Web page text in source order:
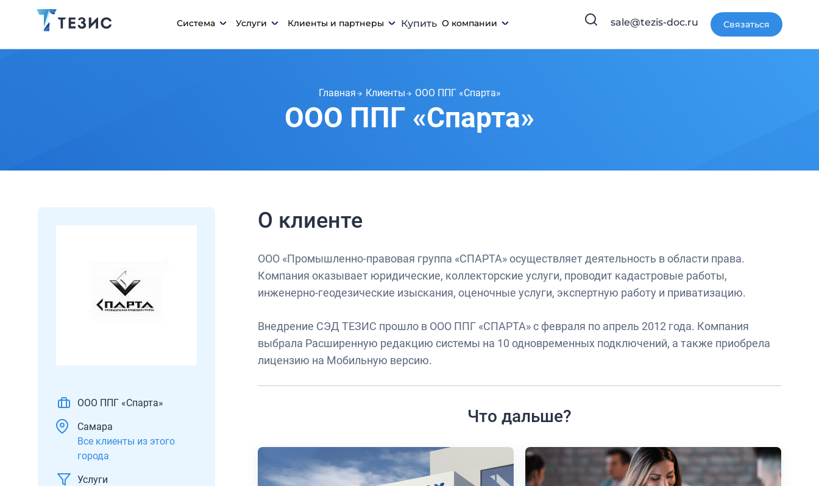
Система Услуги Клиенты и партнеры Купить О компании sale@tezis-doc.ru Связаться
Главная Клиенты ООО ППГ «Спарта»
ООО ППГ «Спарта»
ООО ППГ «Спарта»
Самара
Все клиенты из этого
города
Услуги
О клиенте
ООО «Промышленно-правовая группа «СПАРТА» осуществляет деятельность в области права.
Компания оказывает юридические, коллекторские услуги, проводит кадастровые работы,
инженерно-геодезические изыскания, оценочные услуги, экспертную работу и приватизацию.
Внедрение СЭД ТЕЗИС прошло в ООО ППГ «СПАРТА» с февраля по апрель 2012 года. Компания
выбрала Расширенную редакцию системы на 10 одновременных подключений, а также приобрела
лицензию на Мобильную версию.
Что дальше?